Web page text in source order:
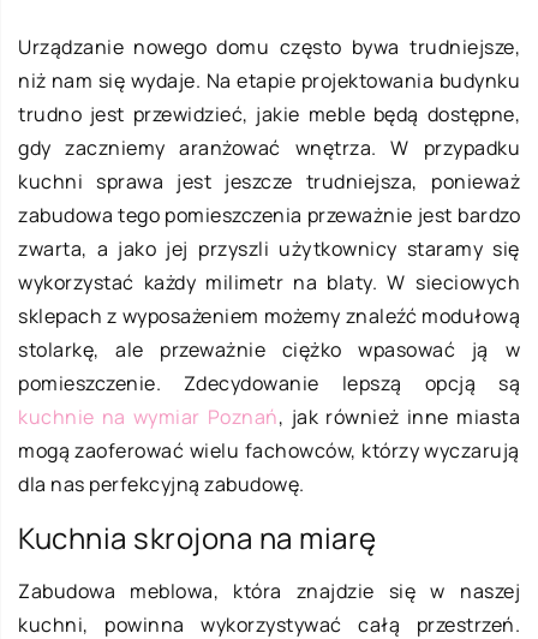
Urządzanie nowego domu często bywa trudniejsze,
niż nam się wydaje. Na etapie projektowania budynku
trudno jest przewidzieć, jakie meble będą dostępne,
gdy zaczniemy aranżować wnętrza. W przypadku
kuchni sprawa jest jeszcze trudniejsza, ponieważ
zabudowa tego pomieszczenia przeważnie jest bardzo
zwarta, a jako jej przyszli użytkownicy staramy się
wykorzystać każdy milimetr na blaty. W sieciowych
sklepach z wyposażeniem możemy znaleźć modułową
stolarkę, ale przeważnie ciężko wpasować ją w
pomieszczenie. Zdecydowanie lepszą opcją są
kuchnie na wymiar Poznań, jak również inne miasta
mogą zaoferować wielu fachowców, którzy wyczarują
dla nas perfekcyjną zabudowę.
Kuchnia skrojona na miarę
Zabudowa meblowa, która znajdzie się w naszej
kuchni, powinna wykorzystywać całą przestrzeń.